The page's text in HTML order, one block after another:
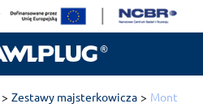
Zestawy majsterkowicza Montaż